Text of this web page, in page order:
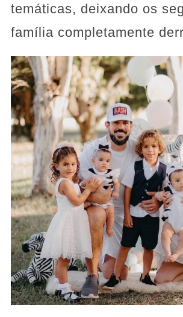
temáticas, deixando os
família completamente